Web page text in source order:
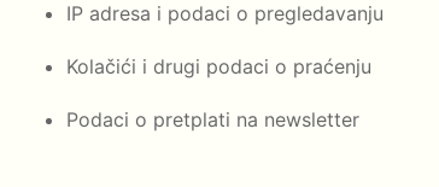
IP adresa i podaci o pregledavanju
Kolačići i drugi podaci o praćenju
Podaci o pretplati na newsletter